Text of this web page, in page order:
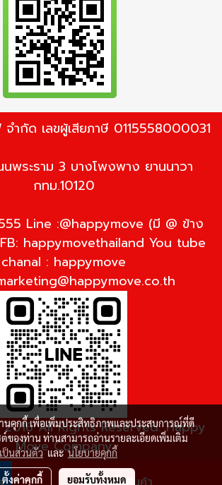
ำกัด เลขผู้เสียภาษี 0115558000031
พระราม 3 บางโพงพาง ยานนาวา
กทม.10120
Line :@happymove (มี @ ข้าง
FB: happymovethailand You tube
chanal : happymove
All Rights Reserved. Happy
Move Company
ผู้เข้าชมวันนี้ 1,826
านคุกกี้ เพื่อเพิ่มประสิทธิภาพและประสบการณ์ที่ดี
ต์ของท่าน ท่านสามารถอ่านรายละเอียดเพิ่มเติม
ป็นส่วนตัวและนโยบายคุกกี้
ตั้งค่าคุกกี้ ยอมรับทั้งหมด